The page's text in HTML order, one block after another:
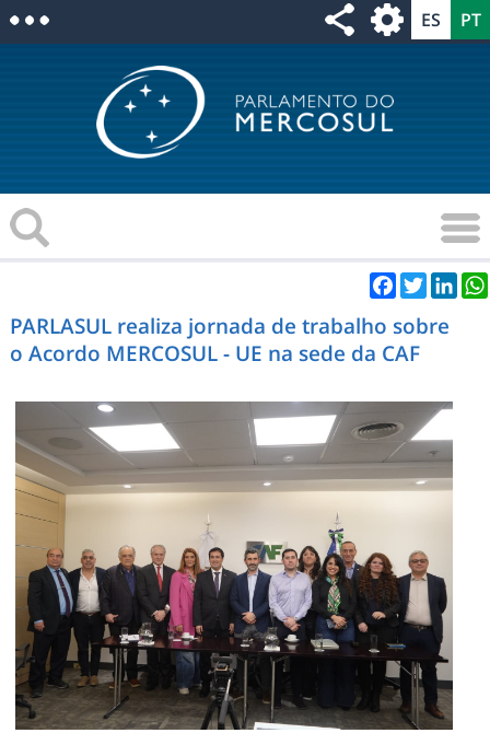
Facebook
Twitter
PARLASUL realiza jornada de trabalho sobre
o Acordo MERCOSUL - UE na sede da CAF